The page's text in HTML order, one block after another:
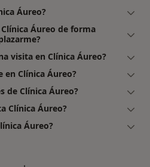
Áureo?
Áureo de forma
visita en Clínica Áureo?
en Clínica Áureo?
de Clínica Áureo?
Clínica Áureo?
Áureo?